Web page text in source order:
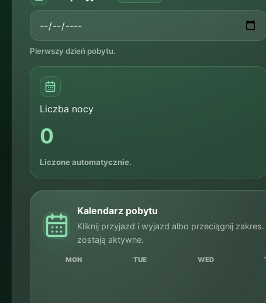
Pierwszy dzień pobytu.
Liczba nocy
0
Liczone automatycznie.
Kalendarz pobytu
Kliknij przyjazd i wyjazd albo przeciągnij
zostają aktywne.
MON TUE WED